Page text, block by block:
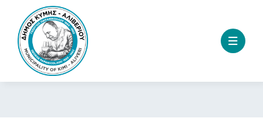
content